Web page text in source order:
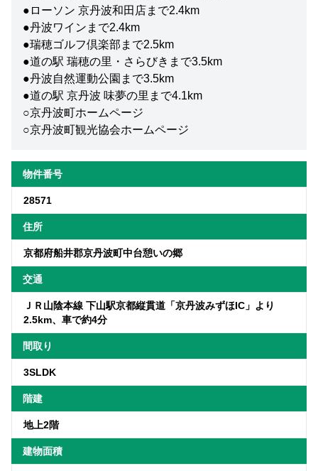
●ローソン 京丹波和田店まで2.4km
●丹波ワインまで2.4km
●瑞穂ゴルフ倶楽部まで2.5km
●道の駅 瑞穂の里・さらびきまで3.5km
●丹波自然運動公園まで3.5km
●道の駅 京丹波 味夢の里まで4.1km
○京丹波町ホームページ
○京丹波町観光協会ホームページ
物件番号
28571
住所
京都府船井郡京丹波町中台憩いの郷
交通
ＪＲ山陰本線 下山駅京都縦貫道「京丹波みずほIC」より
2.5km、車で約4分
間取り
3SLDK
階建
地上2階
建物面積